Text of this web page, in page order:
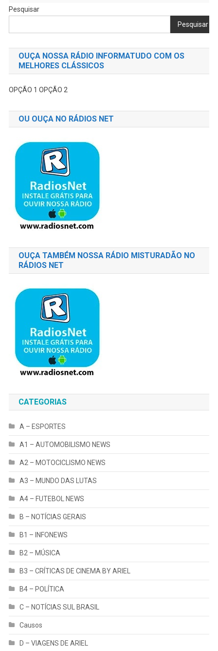
Pesquisar
Pesquisar
OUÇA NOSSA RÁDIO INFORMATUDO COM OS
MELHORES CLÁSSICOS
OPÇÃO 1 OPÇÃO 2
OU OUÇA NO RÁDIOS NET
OUÇA TAMBÉM NOSSA RÁDIO MISTURADÃO NO
RÁDIOS NET
CATEGORIAS
A – ESPORTES
A1 – AUTOMOBILISMO NEWS
A2 – MOTOCICLISMO NEWS
A3 – MUNDO DAS LUTAS
A4 – FUTEBOL NEWS
B – NOTÍCIAS GERAIS
B1 – INFONEWS
B2 – MÚSICA
B3 – CRÍTICAS DE CINEMA BY ARIEL
B4 – POLÍTICA
C – NOTÍCIAS SUL BRASIL
Causos
D – VIAGENS DE ARIEL